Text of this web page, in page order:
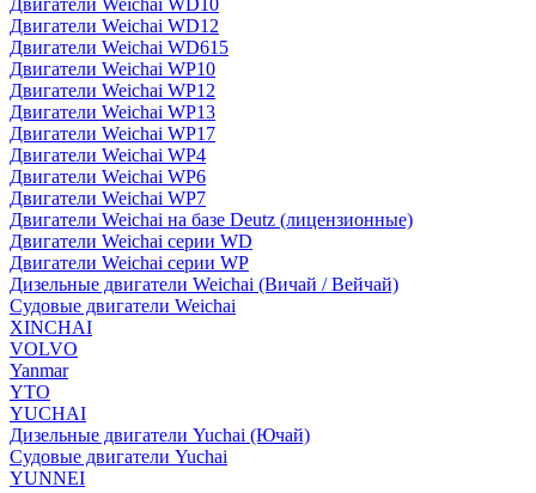
Двигатели Weichai WD10
Двигатели Weichai WD12
Двигатели Weichai WD615
Двигатели Weichai WP10
Двигатели Weichai WP12
Двигатели Weichai WP13
Двигатели Weichai WP17
Двигатели Weichai WP4
Двигатели Weichai WP6
Двигатели Weichai WP7
Двигатели Weichai на базе Deutz (лицензионные)
Двигатели Weichai серии WD
Двигатели Weichai серии WP
Дизельные двигатели Weichai (Вичай / Вейчай)
Судовые двигатели Weichai
XINCHAI
VOLVO
Yanmar
YTO
YUCHAI
Дизельные двигатели Yuchai (Ючай)
Судовые двигатели Yuchai
YUNNEI